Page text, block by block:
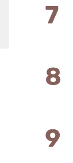
7
8
9